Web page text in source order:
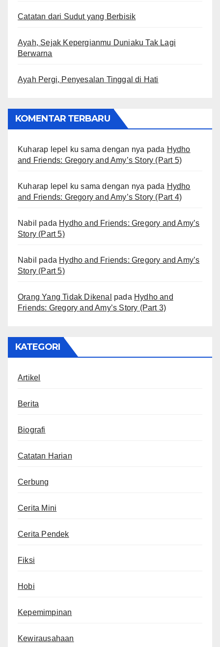
Catatan dari Sudut yang Berbisik
Ayah, Sejak Kepergianmu Duniaku Tak Lagi
Berwarna
Ayah Pergi, Penyesalan Tinggal di Hati
KOMENTAR TERBARU
Kuharap lepel ku sama dengan nya pada Hydho
and Friends: Gregory and Amy’s Story (Part 5)
Kuharap lepel ku sama dengan nya pada Hydho
and Friends: Gregory and Amy’s Story (Part 4)
Nabil pada Hydho and Friends: Gregory and Amy’s
Story (Part 5)
Nabil pada Hydho and Friends: Gregory and Amy’s
Story (Part 5)
Orang Yang Tidak Dikenal pada Hydho and
Friends: Gregory and Amy’s Story (Part 3)
KATEGORI
Artikel
Berita
Biografi
Catatan Harian
Cerbung
Cerita Mini
Cerita Pendek
Fiksi
Hobi
Kepemimpinan
Kewirausahaan